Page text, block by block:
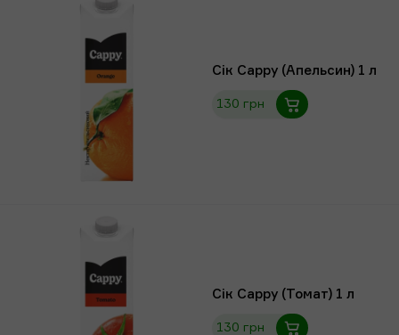
Сік Сарру (Апельсин) 1 л
130 грн
Сік Сарру (Томат) 1 л
130 грн